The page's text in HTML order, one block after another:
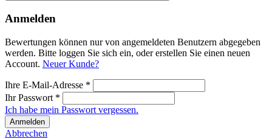
Anmelden
Bewertungen können nur von angemeldeten Benutzern abgegeben
werden. Bitte loggen Sie sich ein, oder erstellen Sie einen neuen
Account. Neuer Kunde?
Ihre E-Mail-Adresse *
Ihr Passwort *
Ich habe mein Passwort vergessen.
Anmelden
Abbrechen